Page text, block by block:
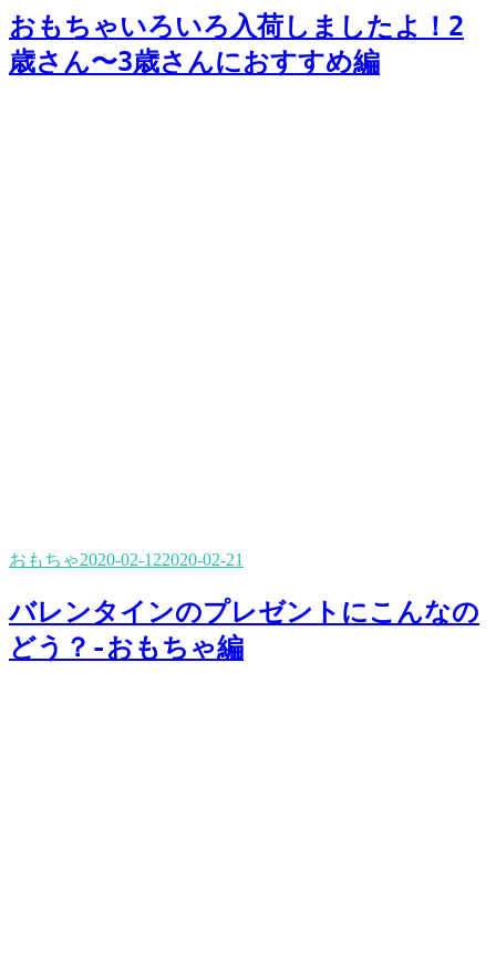
おもちゃいろいろ入荷しましたよ！2
歳さん〜3歳さんにおすすめ編
おもちゃ2020-02-122020-02-21
バレンタインのプレゼントにこんなの
どう？-おもちゃ編